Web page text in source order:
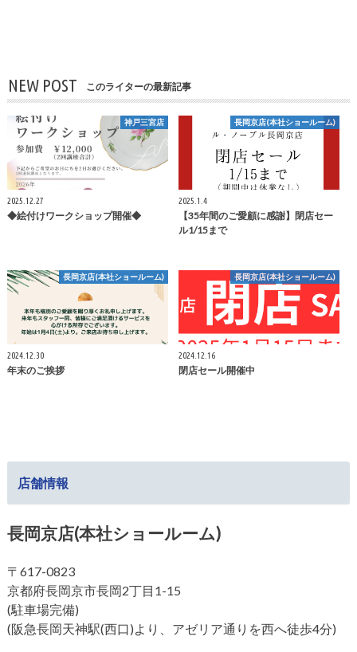
NEW POST このライターの最新記事
神戸三宮店
2025.12.27
◆絵付けワークショップ開催◆
長岡京店(本社ショールーム)
2025.1.4
【35年間のご愛顧に感謝】閉店セー
ル1/15まで
長岡京店(本社ショールーム)
2024.12.30
年末のご挨拶
長岡京店(本社ショールーム)
2024.12.16
閉店セール開催中
店舗情報
長岡京店(本社ショールーム)
〒617-0823
京都府長岡京市長岡2丁目1-15
(駐車場完備)
(阪急長岡天神駅(西口)より、アゼリア通りを西へ徒歩4分)